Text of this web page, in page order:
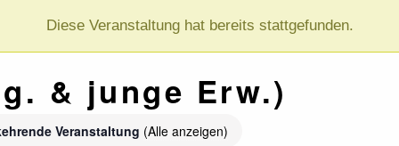
Diese Veranstaltung hat bereits stattgefunden.
& junge Erw.)
Veranstaltung (Alle anzeigen)